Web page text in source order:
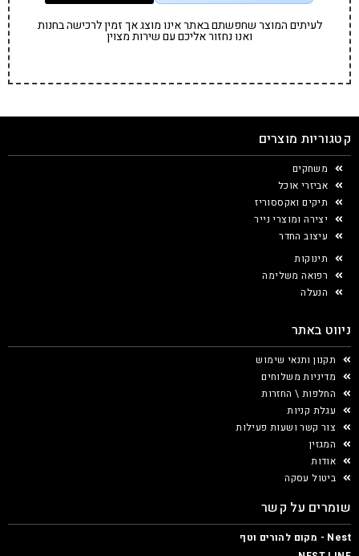
לעיתים המוצר שחפשתם באתר אינו מוצג אך זמין לרכישה בחנות
ואנו נחזור אליכם עם שירות מצוין
קטגוריות מוצרים
משחקים
אביזרי אוכל
תיקים ואקססוריז
יצירה ומוצרי נייר
עיצוב החדר
תינוקות
רפואה משלימה
הנעלה
ניווט באתר
תקנון ותנאי שימוש
מדיניות משלוחים
החלפות \ החזרות
עגלת קניות
צור קשר ושעות פעילות
המגזין
אודות
ביטול עסקה
שומרים על קשר
Nest - מקום להורים וטף